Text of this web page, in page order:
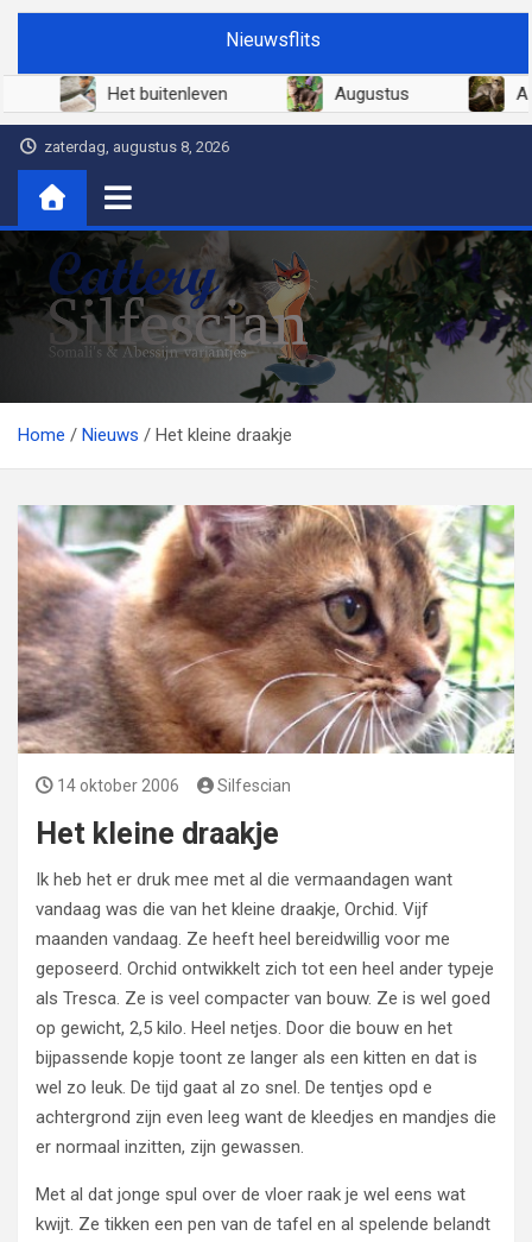
Ga
de
Nieuwsflits
Juni 2026 Het buitenleven Augustus
zaterdag, augustus 8, 2026
Cattery Silfescian
Somali's en soms Abessijn-variantjes
Home
Nieuws Het kleine draakje
14 oktober 2006 Silfescian
Het kleine draakje
Ik heb het er druk mee met al die vermaandagen want
vandaag was die van het kleine draakje, Orchid. Vijf
maanden vandaag. Ze heeft heel bereidwillig voor me
geposeerd. Orchid ontwikkelt zich tot een heel ander typeje
als Tresca. Ze is veel compacter van bouw. Ze is wel goed
op gewicht, 2,5 kilo. Heel netjes. Door die bouw en het
bijpassende kopje toont ze langer als een kitten en dat is
wel zo leuk. De tijd gaat al zo snel. De tentjes opd e
achtergrond zijn even leeg want de kleedjes en mandjes die
er normaal inzitten, zijn gewassen.
Met al dat jonge spul over de vloer raak je wel eens wat
kwijt. Ze tikken een pen van de tafel en al spelende belandt